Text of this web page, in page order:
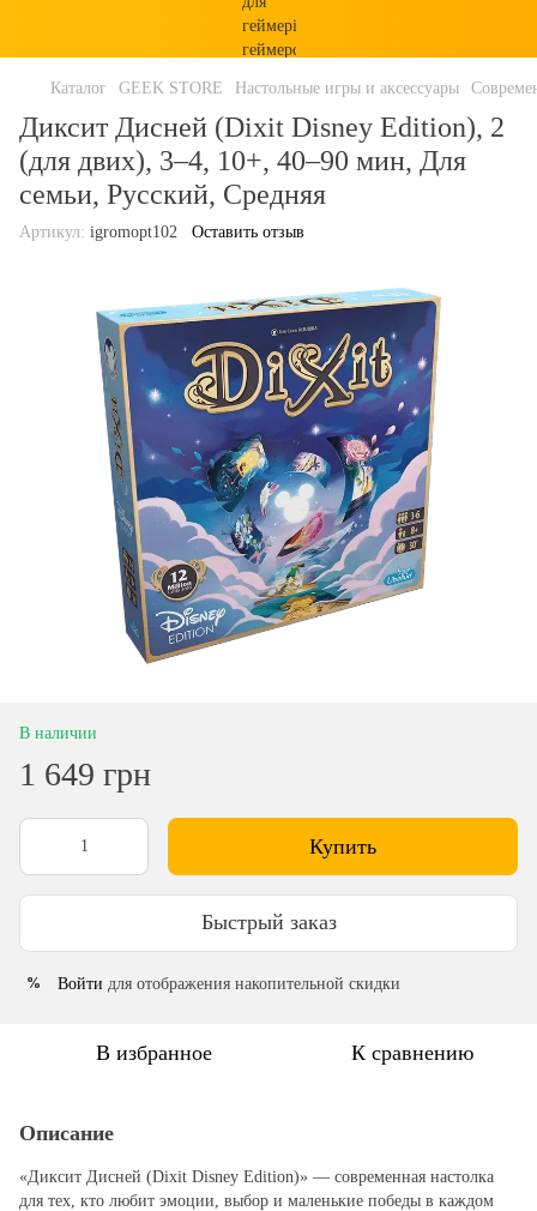
Каталог GEEK STORE Настольные игры и аксессуары
Диксит Дисней (Dixit Disney Edition), 2
(для двих), 3–4, 10+, 40–90 мин, Для
семьи, Русский, Средняя
Артикул: igromopt102 Оставить отзыв
В наличии
1 649 грн
Купить
Быстрый заказ
% Войти для отображения накопительной скидки
В избранное К сравнению
Описание
«Диксит Дисней (Dixit Disney Edition)» — современная настолка
для тех, кто любит эмоции, выбор и маленькие победы в каждом